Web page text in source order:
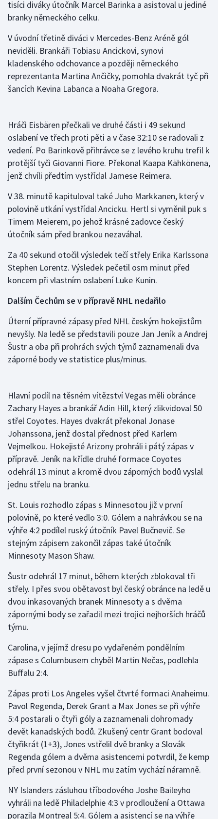
Gymnastika
Házená
Jezdectví
Judo
Lezení
Lyže a snowboard
Moderní pětiboj
Motorsport
Olympijské hry
Plavání
Plážový volejbal
Ragby
Rychlobruslení
Rychlostní kanoistika
Sportovní střelba
Stolní tenis
Triatlon
Veslování
Vodní slalom
Volejbal
Ostatní
tisíci diváky útočník Marcel Barinka a asistoval u jediné
branky německého celku.
V úvodní třetině diváci v Mercedes-Benz Aréně gól
neviděli. Brankáři Tobiasu Ancickovi, synovi
kladenského odchovance a později německého
reprezentanta Martina Ančičky, pomohla dvakrát tyč při
šancích Kevina Labanca a Noaha Gregora.
Hráči Eisbären přečkali ve druhé části i 49 sekund
oslabení ve třech proti pěti a v čase 32:10 se radovali z
vedení. Po Barinkově přihrávce se z levého kruhu trefil k
protější tyči Giovanni Fiore. Překonal Kaapa Kähkönena,
jenž chvíli předtím vystřídal Jamese Reimera.
V 38. minutě kapituloval také Juho Markkanen, který v
polovině utkání vystřídal Ancicku. Hertl si vyměnil puk s
Timem Meierem, po jehož krásné zadovce český
útočník sám před brankou nezaváhal.
Za 40 sekund otočil výsledek tečí střely Erika Karlssona
Stephen Lorentz. Výsledek pečetil osm minut před
koncem při vlastním oslabení Luke Kunin.
Dalším Čechům se v přípravě NHL nedařilo
Úterní přípravné zápasy před NHL českým hokejistům
nevyšly. Na ledě se představili pouze Jan Jeník a Andrej
Šustr a oba při prohrách svých týmů zaznamenali dva
záporné body ve statistice plus/minus.
Hlavní podíl na těsném vítězství Vegas měli obránce
Zachary Hayes a brankář Adin Hill, který zlikvidoval 50
střel Coyotes. Hayes dvakrát překonal Jonase
Johanssona, jenž dostal přednost před Karlem
Vejmelkou. Hokejisté Arizony prohráli i pátý zápas v
přípravě. Jeník na křídle druhé formace Coyotes
odehrál 13 minut a kromě dvou záporných bodů vyslal
jednu střelu na branku.
St. Louis rozhodlo zápas s Minnesotou již v první
polovině, po které vedlo 3:0. Gólem a nahrávkou se na
výhře 4:2 podílel ruský útočník Pavel Bučnevič. Se
stejným zápisem zakončil zápas také útočník
Minnesoty Mason Shaw.
Šustr odehrál 17 minut, během kterých zblokoval tři
střely. I přes svou obětavost byl český obránce na ledě u
dvou inkasovaných branek Minnesoty a s dvěma
zápornými body se zařadil mezi trojici nejhorších hráčů
týmu.
Carolina, v jejímž dresu po vydařeném pondělním
zápase s Columbusem chyběl Martin Nečas, podlehla
Buffalu 2:4.
Zápas proti Los Angeles vyšel čtvrté formaci Anaheimu.
Pavol Regenda, Derek Grant a Max Jones se při výhře
5:4 postarali o čtyři góly a zaznamenali dohromady
devět kanadských bodů. Zkušený centr Grant bodoval
čtyřikrát (1+3), Jones vstřelil dvě branky a Slovák
Regenda gólem a dvěma asistencemi potvrdil, že kemp
před první sezonou v NHL mu zatím vychází náramně.
NY Islanders zásluhou tříbodového Joshe Baileyho
vyhráli na ledě Philadelphie 4:3 v prodloužení a Ottawa
porazila Montreal 5:4. Gólem a asistencí se na výhře